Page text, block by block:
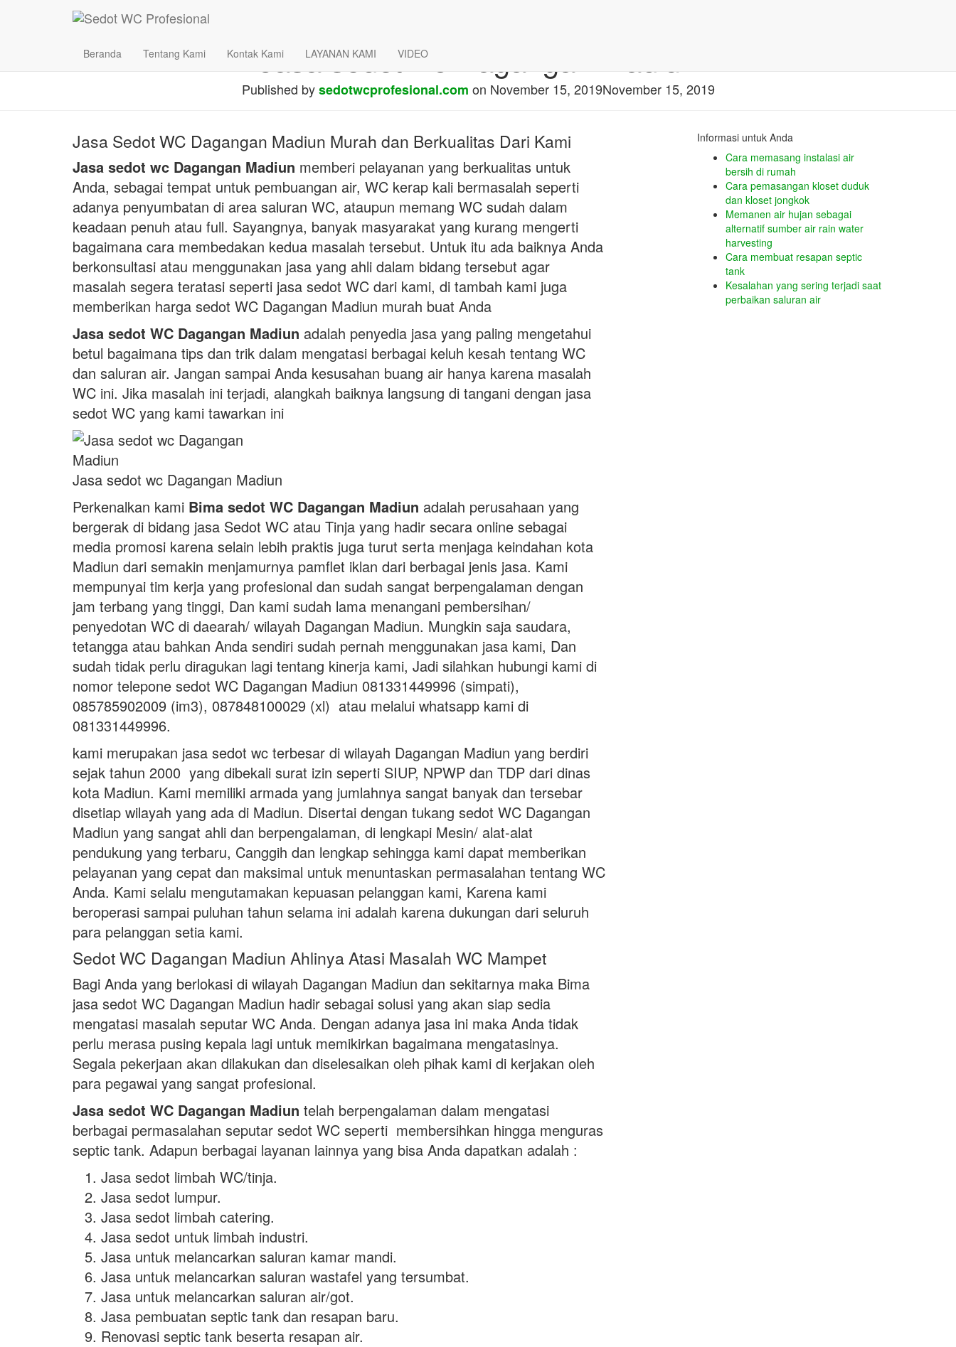
Beranda Tentang Kami Kontak Kami LAYANAN KAMI VIDEO
Jasa sedot wc Dagangan Madiun
Published bysedotwcprofesional.com on November 15, 2019November 15, 2019
Jasa Sedot WC Dagangan Madiun Murah dan Berkualitas Dari Kami
Jasa sedot wc Dagangan Madiun memberi pelayanan yang berkualitas untuk
Anda, sebagai tempat untuk pembuangan air, WC kerap kali bermasalah seperti
adanya penyumbatan di area saluran WC, ataupun memang WC sudah dalam
keadaan penuh atau full. Sayangnya, banyak masyarakat yang kurang mengerti
bagaimana cara membedakan kedua masalah tersebut. Untuk itu ada baiknya Anda
berkonsultasi atau menggunakan jasa yang ahli dalam bidang tersebut agar
masalah segera teratasi seperti jasa sedot WC dari kami, di tambah kami juga
memberikan harga sedot WC Dagangan Madiun murah buat Anda
Jasa sedot WC Dagangan Madiun adalah penyedia jasa yang paling mengetahui
betul bagaimana tips dan trik dalam mengatasi berbagai keluh kesah tentang WC
dan saluran air. Jangan sampai Anda kesusahan buang air hanya karena masalah
WC ini. Jika masalah ini terjadi, alangkah baiknya langsung di tangani dengan jasa
sedot WC yang kami tawarkan ini
Jasa sedot wc Dagangan Madiun
Perkenalkan kami Bima sedot WC Dagangan Madiun adalah perusahaan yang
bergerak di bidang jasa Sedot WC atau Tinja yang hadir secara online sebagai
media promosi karena selain lebih praktis juga turut serta menjaga keindahan kota
Madiun dari semakin menjamurnya pamflet iklan dari berbagai jenis jasa. Kami
mempunyai tim kerja yang profesional dan sudah sangat berpengalaman dengan
jam terbang yang tinggi, Dan kami sudah lama menangani pembersihan/
penyedotan WC di daearah/ wilayah Dagangan Madiun. Mungkin saja saudara,
tetangga atau bahkan Anda sendiri sudah pernah menggunakan jasa kami, Dan
sudah tidak perlu diragukan lagi tentang kinerja kami, Jadi silahkan hubungi kami di
nomor telepone sedot WC Dagangan Madiun 081331449996 (simpati),
085785902009 (im3), 087848100029 (xl) atau melalui whatsapp kami di
081331449996.
kami merupakan jasa sedot wc terbesar di wilayah Dagangan Madiun yang berdiri
sejak tahun 2000 yang dibekali surat izin seperti SIUP, NPWP dan TDP dari dinas
kota Madiun. Kami memiliki armada yang jumlahnya sangat banyak dan tersebar
disetiap wilayah yang ada di Madiun. Disertai dengan tukang sedot WC Dagangan
Madiun yang sangat ahli dan berpengalaman, di lengkapi Mesin/ alat-alat
pendukung yang terbaru, Canggih dan lengkap sehingga kami dapat memberikan
pelayanan yang cepat dan maksimal untuk menuntaskan permasalahan tentang WC
Anda. Kami selalu mengutamakan kepuasan pelanggan kami, Karena kami
beroperasi sampai puluhan tahun selama ini adalah karena dukungan dari seluruh
para pelanggan setia kami.
Sedot WC Dagangan Madiun Ahlinya Atasi Masalah WC Mampet
Bagi Anda yang berlokasi di wilayah Dagangan Madiun dan sekitarnya maka Bima
jasa sedot WC Dagangan Madiun hadir sebagai solusi yang akan siap sedia
mengatasi masalah seputar WC Anda. Dengan adanya jasa ini maka Anda tidak
perlu merasa pusing kepala lagi untuk memikirkan bagaimana mengatasinya.
Segala pekerjaan akan dilakukan dan diselesaikan oleh pihak kami di kerjakan oleh
para pegawai yang sangat profesional.
Jasa sedot WC Dagangan Madiun telah berpengalaman dalam mengatasi
berbagai permasalahan seputar sedot WC seperti membersihkan hingga menguras
septic tank. Adapun berbagai layanan lainnya yang bisa Anda dapatkan adalah :
Jasa sedot limbah WC/tinja.
Jasa sedot lumpur.
Jasa sedot limbah catering.
Jasa sedot untuk limbah industri.
Jasa untuk melancarkan saluran kamar mandi.
Jasa untuk melancarkan saluran wastafel yang tersumbat.
Jasa untuk melancarkan saluran air/got.
Jasa pembuatan septic tank dan resapan baru.
Renovasi septic tank beserta resapan air.
Informasi untuk Anda
Cara memasang instalasi air
bersih di rumah
Cara pemasangan kloset duduk
dan kloset jongkok
Memanen air hujan sebagai
alternatif sumber air rain water
harvesting
Cara membuat resapan septic
tank
Kesalahan yang sering terjadi saat
perbaikan saluran air